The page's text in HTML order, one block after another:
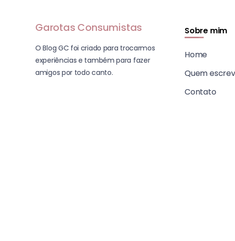
Garotas Consumistas
O Blog GC foi criado para trocarmos
experiências e também para fazer
amigos por todo canto.
Sobre mim
Home
Quem
Contato